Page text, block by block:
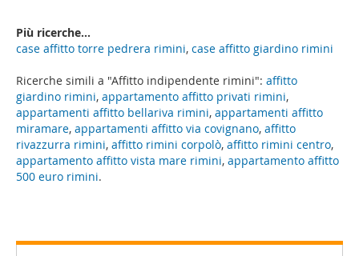
Ricerche simili a "Affitto indipendente rimini": affitto
giardino rimini, appartamento affitto privati rimini,
appartamenti affitto bellariva rimini, appartamenti affitto
miramare, appartamenti affitto via covignano, affitto
rivazzurra rimini, affitto rimini corpolò, affitto rimini centro,
appartamento affitto vista mare rimini, appartamento affitto
500 euro rimini.
Più ricerche...
case affitto torre pedrera rimini, case affitto giardino rimini